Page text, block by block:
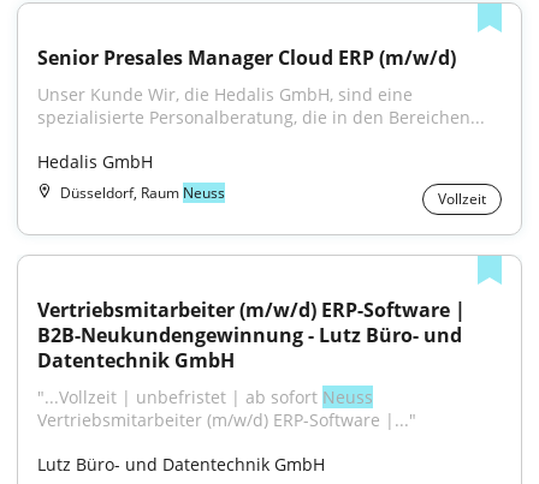
Senior Presales Manager Cloud ERP (m/w/d)
Unser Kunde Wir, die Hedalis GmbH, sind eine
spezialisierte Personalberatung, die in den Bereichen...
Hedalis GmbH
Düsseldorf, Raum Neuss Vollzeit
Vertriebsmitarbeiter (m/w/d) ERP-Software |
B2B-Neukundengewinnung - Lutz Büro- und
Datentechnik GmbH
"...Vollzeit | unbefristet | ab sofort Neuss
Vertriebsmitarbeiter (m/w/d) ERP-Software |..."
Lutz Büro- und Datentechnik GmbH